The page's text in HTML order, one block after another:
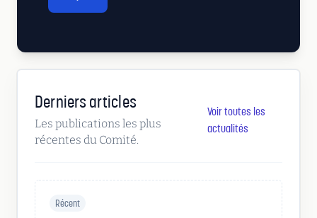
Derniers articles
Les publications les plus
récentes du Comité.
Voir toutes les
actualités
Récent